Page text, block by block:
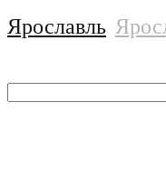
Ярославль